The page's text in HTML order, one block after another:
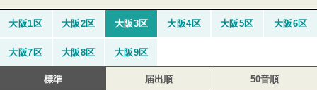
大阪1区 大阪2区 大阪3区 大阪4区 大阪5区 大阪6区
大阪7区 大阪8区 大阪9区
標準 届出順 50音順